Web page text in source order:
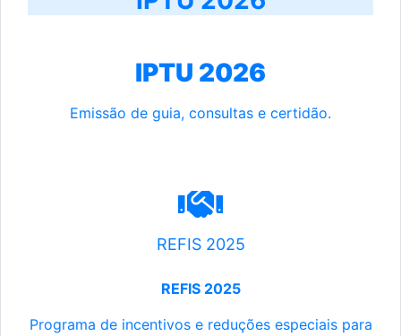
IPTU 2026
Emissão de guia, consultas e certidão.
REFIS 2025
REFIS 2025
Programa de incentivos e reduções especiais para